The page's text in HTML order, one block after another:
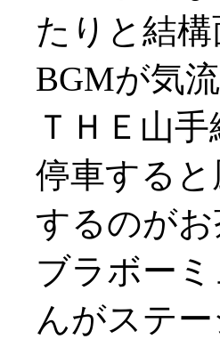
たりと結構
BGMが気
ＴＨＥ山
停車する
するのがお
ブラボー
んがステ